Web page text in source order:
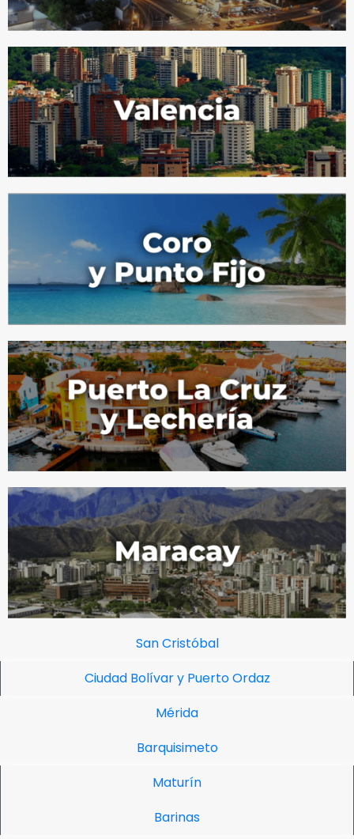
San Cristóbal
Ciudad Bolívar y Puerto Ordaz
Mérida
Barquisimeto
Maturín
Barinas